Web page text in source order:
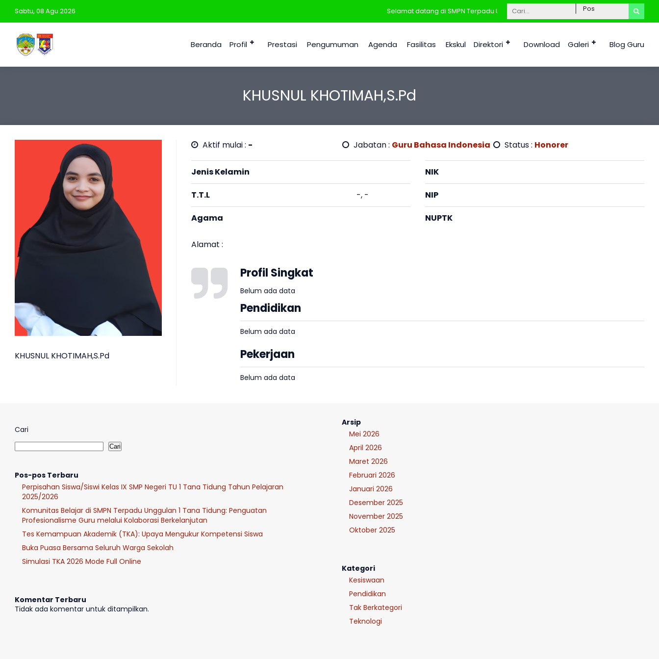
Sabtu, 08 Agu 2026 Selamat datang di SMPN Terpadu Unggulan 1 Tana Tidung, Kab. Tana Tidung
Beranda Profil Prestasi Pengumuman Agenda Fasilitas Ekskul Direktori Download Galeri Blog Guru
KHUSNUL KHOTIMAH,S.Pd
KHUSNUL KHOTIMAH,S.Pd
Aktif mulai : - Jabatan : Guru Bahasa Indonesia Status : Honorer
Jenis Kelamin
T.T.L -, -
Agama
NIK
NIP
NUPTK
Alamat :
Profil Singkat
Belum ada data
Pendidikan
Belum ada data
Pekerjaan
Belum ada data
Cari
Cari
Pos-pos Terbaru
Perpisahan Siswa/Siswi Kelas IX SMP Negeri TU 1 Tana Tidung Tahun Pelajaran
2025/2026
Komunitas Belajar di SMPN Terpadu Unggulan 1 Tana Tidung: Penguatan
Profesionalisme Guru melalui Kolaborasi Berkelanjutan
Tes Kemampuan Akademik (TKA): Upaya Mengukur Kompetensi Siswa
Buka Puasa Bersama Seluruh Warga Sekolah
Simulasi TKA 2026 Mode Full Online
Komentar Terbaru
Tidak ada komentar untuk ditampilkan.
Arsip
Mei 2026
April 2026
Maret 2026
Februari 2026
Januari 2026
Desember 2025
November 2025
Oktober 2025
Kategori
Kesiswaan
Pendidikan
Tak Berkategori
Teknologi